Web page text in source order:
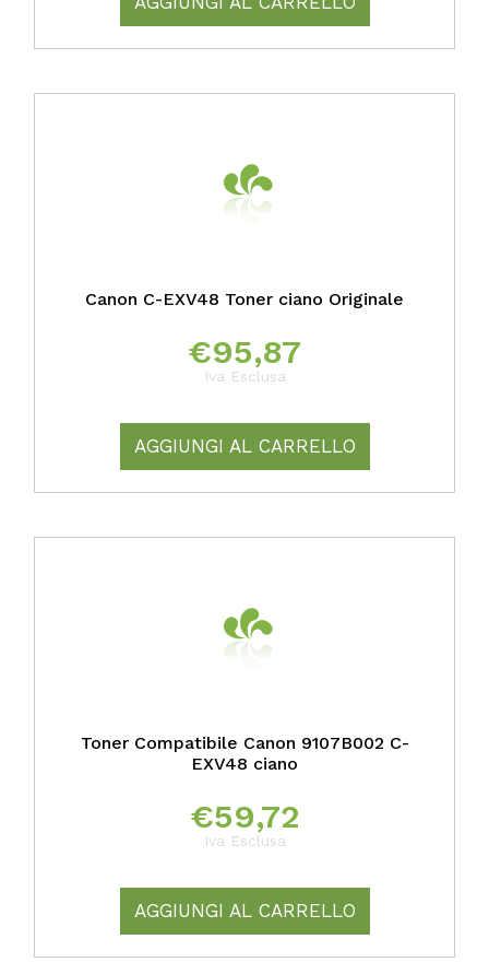
Canon C-EXV48 Toner ciano Originale
€95,87
Iva Esclusa
AGGIUNGI AL CARRELLO
Toner Compatibile Canon 9107B002 C-
EXV48 ciano
€59,72
Iva Esclusa
AGGIUNGI AL CARRELLO